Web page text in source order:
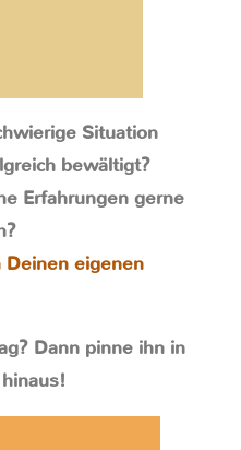
Situation
bewältigt?
Erfahrungen gerne
Deinen eigenen
Dann pinne ihn in